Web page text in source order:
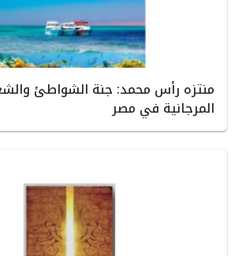
منتزه رأس محمد: جنة الشواطئ
المرجانية في مصر